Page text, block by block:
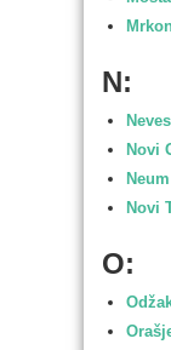
N:
Novi
Neum
Novi
O: